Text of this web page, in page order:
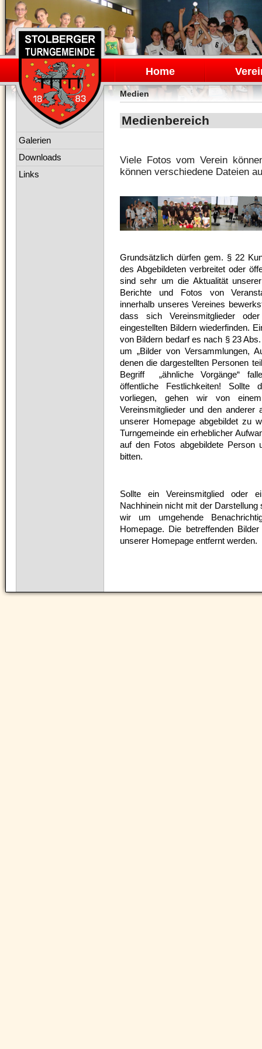
Navigation
überspringen
Home
Medien
Medienbereich
Viele Fotos vom Verein
können verschiedene Dateien
Grundsätzlich dürfen gem. § 22
des Abgebildeten verbreitet oder
sind sehr um die Aktualität
Berichte und Fotos von
innerhalb unseres Vereines
dass sich Vereinsmitglieder
eingestellten Bildern wiederfinden.
von Bildern bedarf es nach § 23
um „Bilder von Versammlungen,
denen die dargestellten Personen
Begriff „ähnliche Vorgänge“
öffentliche Festlichkeiten! Sollte
vorliegen, gehen wir von
Vereinsmitglieder und den
unserer Homepage abgebildet zu
Turngemeinde ein erheblicher
auf den Fotos abgebildete Person
bitten.
Sollte ein Vereinsmitglied oder
Nachhinein nicht mit der
wir um umgehende
Homepage. Die betreffenden
unserer Homepage entfernt werden.
Navigation
Galerien
Downloads
Links
Navigation